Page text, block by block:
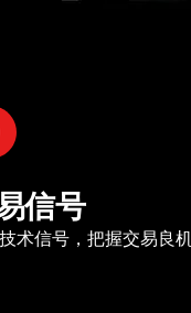
信号
术信号，把握交易良机